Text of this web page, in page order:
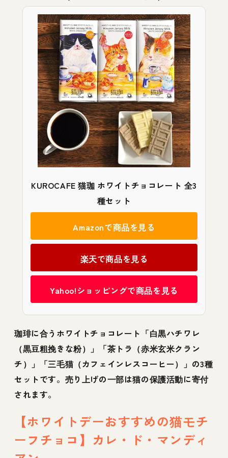
KUROCAFE 猫珈 ホワイトチョコレート 全3
種セット
Amazonで商品を見る
楽天で商品を見る
Yahoo!ショッピングで商品を見る
珈琲に合うホワイトチョコレート「白黒ハチワレ
（黒豆粗挽きな粉）」「茶トラ（赤米玄米クラン
チ）」「三毛猫（カフェインレスコーヒー）」の3種
セットです。売り上げの一部は猫の保護活動に寄付
されます。
【ホワイトデーおすすめの猫モチ
ーフチョコ】カレ・ド・マンディ